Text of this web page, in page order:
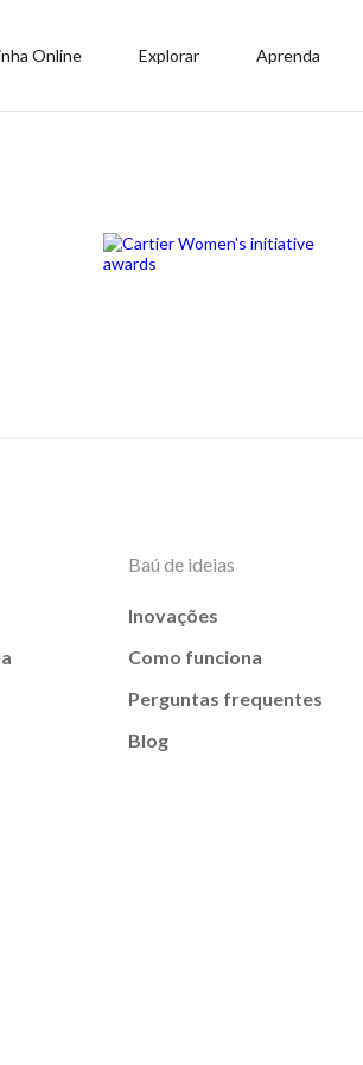
Online Explorar Aprenda
Baú de ideias
Inovações
Como funciona
Perguntas frequentes
Blog